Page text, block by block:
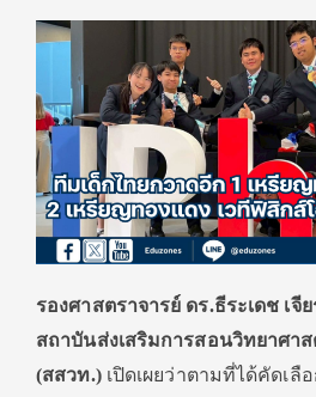
รองศาสตราจารย์ ดร.ธีระเดช เ
สถาบันส่งเสริมการสอนวิทยาศา
(สสวท.)เปิดเผยว่าตามที่ได้คัดเ